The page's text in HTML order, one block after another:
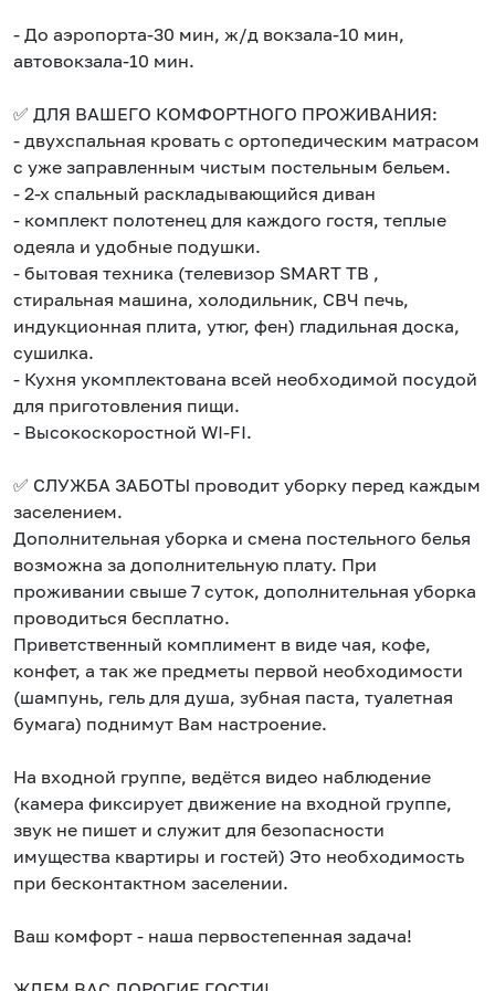
- До аэропорта-30 мин, ж/д вокзала-10 мин,
автовокзала-10 мин.
✅ ДЛЯ ВАШЕГО КОМФОРТНОГО ПРОЖИВАНИЯ:
- двухспальная кровать с ортопедическим матрасом
с уже заправленным чистым постельным бельем.
- 2-х спальный раскладывающийся диван
- комплект полотенец для каждого гостя, теплые
одеяла и удобные подушки.
- бытовая техника (телевизор SMART ТВ ,
стиральная машина, холодильник, СВЧ печь,
индукционная плита, утюг, фен) гладильная доска,
сушилка.
- Кухня укомплектована всей необходимой посудой
для приготовления пищи.
- Высокоскоростной WI-FI.
✅ СЛУЖБА ЗАБОТЫ проводит уборку перед каждым
заселением.
Дополнительная уборка и смена постельного белья
возможна за дополнительную плату. При
проживании свыше 7 суток, дополнительная уборка
проводиться бесплатно.
Приветственный комплимент в виде чая, кофе,
конфет, а так же предметы первой необходимости
(шампунь, гель для душа, зубная паста, туалетная
бумага) поднимут Вам настроение.
На входной группе, ведётся видео наблюдение
(камера фиксирует движение на входной группе,
звук не пишет и служит для безопасности
имущества квартиры и гостей) Это необходимость
при бесконтактном заселении.
Ваш комфорт - наша первостепенная задача!